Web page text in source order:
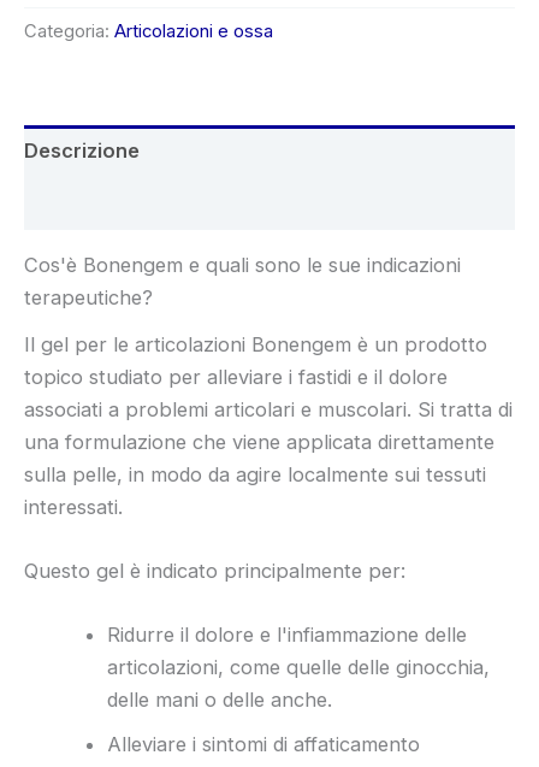
Categoria: Articolazioni e ossa
Descrizione
Cos'è Bonengem e quali sono le sue indicazioni
terapeutiche?
Il gel per le articolazioni Bonengem è un prodotto
topico studiato per alleviare i fastidi e il dolore
associati a problemi articolari e muscolari. Si tratta di
una formulazione che viene applicata direttamente
sulla pelle, in modo da agire localmente sui tessuti
interessati.
Questo gel è indicato principalmente per:
Ridurre il dolore e l'infiammazione delle
articolazioni, come quelle delle ginocchia,
delle mani o delle anche.
Alleviare i sintomi di affaticamento